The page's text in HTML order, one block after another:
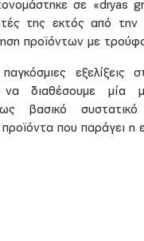
σε «dryas
της εκτός από την
προϊόντων με
εξελίξεις
διαθέσουμε μία
βασικό
που παράγει η